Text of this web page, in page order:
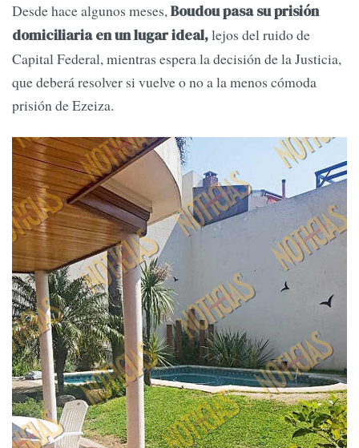
Desde hace algunos meses,Boudou pasa su prisión
domiciliaria en un lugar ideal,lejos del ruido de
Capital Federal, mientras espera la decisión de la Justicia,
que deberá resolver si vuelve o no a la menos cómoda
prisión de Ezeiza.